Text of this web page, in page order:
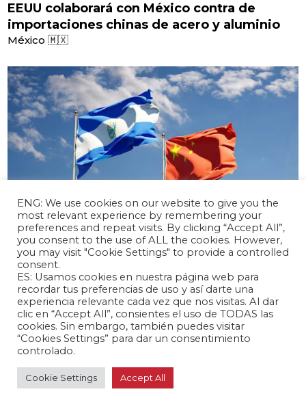
EEUU colaborará con México contra de
importaciones chinas de acero y aluminio
México 🇲🇽
abril 17, 2024 /
El Salvador y China inician negociaciones
para un TLC
Latinoamérica 🌎
ENG: We use cookies on our website to give you the
most relevant experience by remembering your
preferences and repeat visits. By clicking “Accept All”,
you consent to the use of ALL the cookies. However,
you may visit "Cookie Settings" to provide a controlled
consent.
ES: Usamos cookies en nuestra página web para
recordar tus preferencias de uso y así darte una
experiencia relevante cada vez que nos visitas. Al dar
clic en “Accept All”, consientes el uso de TODAS las
cookies. Sin embargo, también puedes visitar
“Cookies Settings” para dar un consentimiento
controlado.
Cookie Settings Accept All